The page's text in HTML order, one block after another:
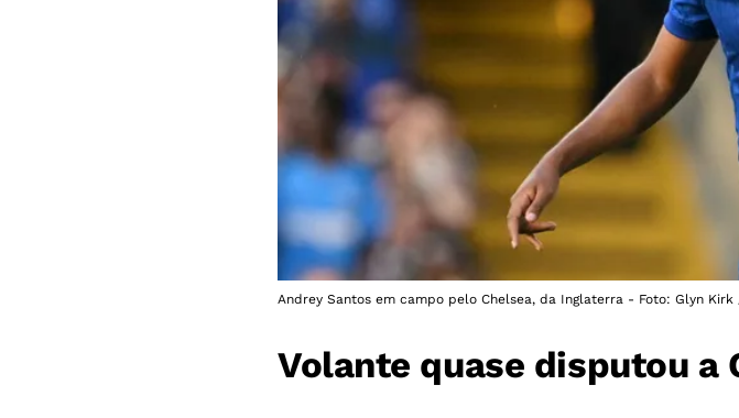
Andrey Santos em campo pelo Chelsea, da Inglaterra - Foto: Glyn Kirk
Volante quase disputou a